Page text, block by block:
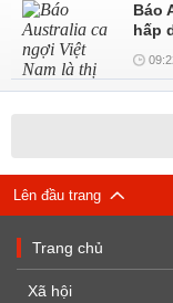
Báo
hấp
Lên đầu trang
Trang chủ
Xã hội